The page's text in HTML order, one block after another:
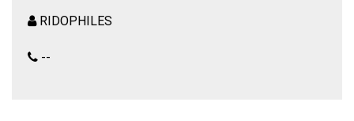
RIDOPHILES
--